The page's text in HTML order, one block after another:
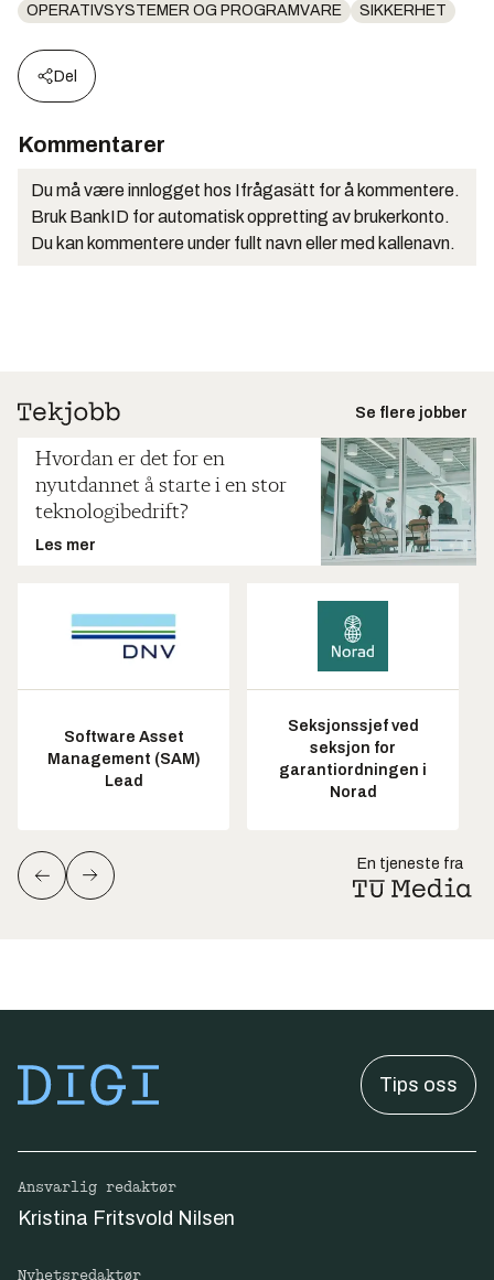
OPERATIVSYSTEMER OG PROGRAMVARE
SIKKERHET
Del
Kommentarer
Du må være innlogget hos Ifrågasätt for å kommentere.
Bruk BankID for automatisk oppretting av brukerkonto.
Du kan kommentere under fullt navn eller med kallenavn.
Se flere jobber
Hvordan er det for en
nyutdannet å starte i en stor
teknologibedrift?
Les mer
Software Asset
Management (SAM)
Lead
Seksjonssjef ved
seksjon for
garantiordningen i
Norad
En tjeneste fra
Tips oss
Ansvarlig redaktør
Kristina Fritsvold Nilsen
Nyhetsredaktør